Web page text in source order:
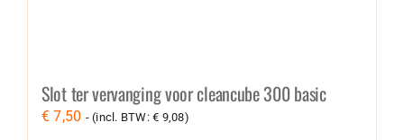
Slot ter vervanging voor cleancube 300 basic
€ 7,50 - (incl. BTW:€ 9,08)